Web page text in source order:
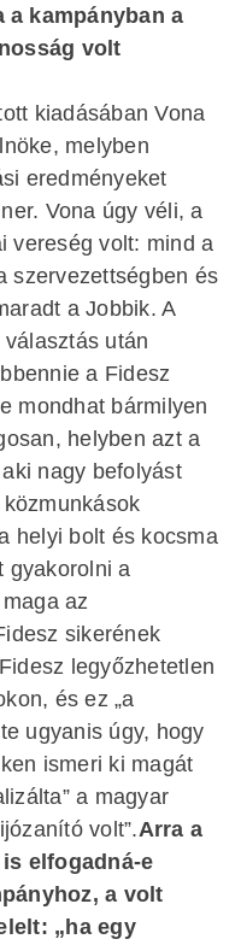
a kampányban a
volt
kiadásában Vona
melyben
eredményeket
. Vona úgy véli, a
vereség volt: mind a
szervezettségben és
a Jobbik. A
után
a Fidesz
mondhat bármilyen
helyben azt a
nagy befolyást
helyi bolt és kocsma
gyakorolni a
az
sikerének
legyőzhetetlen
és ez „a
ugyanis úgy, hogy
ismeri ki magát
a magyar
volt”.Arra a
elfogadná-e
a volt
„ha egy